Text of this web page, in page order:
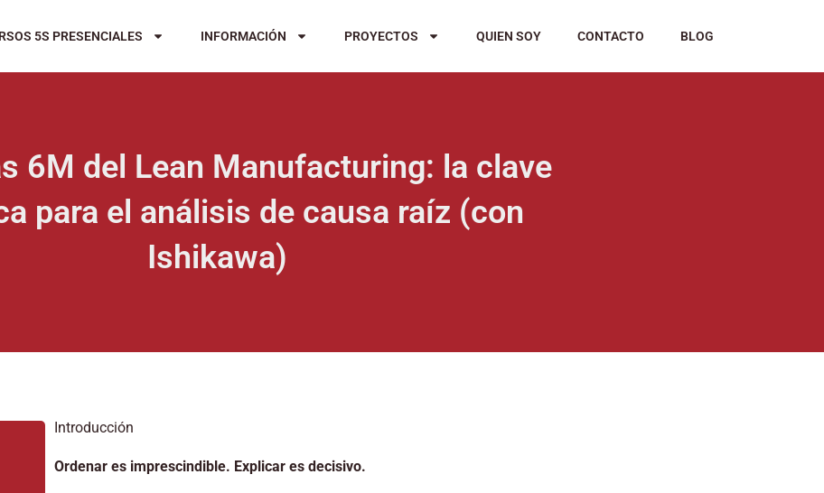
5S PRESENCIALES INFORMACIÓN PROYECTOS QUIEN SOY CONTACTO BLOG
6M del Lean Manufacturing: la clave
para el análisis de causa raíz (con
Ishikawa)
Introducción
Ordenar es imprescindible. Explicar es decisivo.